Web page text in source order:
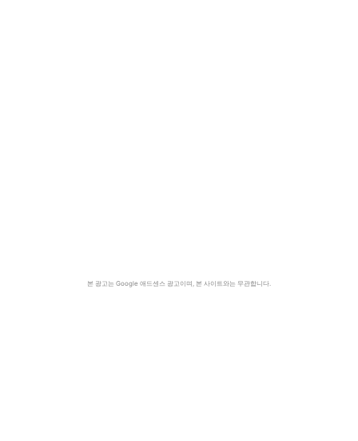
본 광고는 Google 애드센스 광고이며, 본 사이트와는 무관합니다.